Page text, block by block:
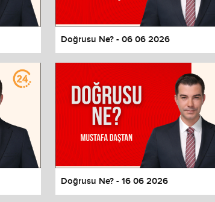
Doğrusu Ne? - 06 06 2026
Doğrusu Ne? - 16 06 2026